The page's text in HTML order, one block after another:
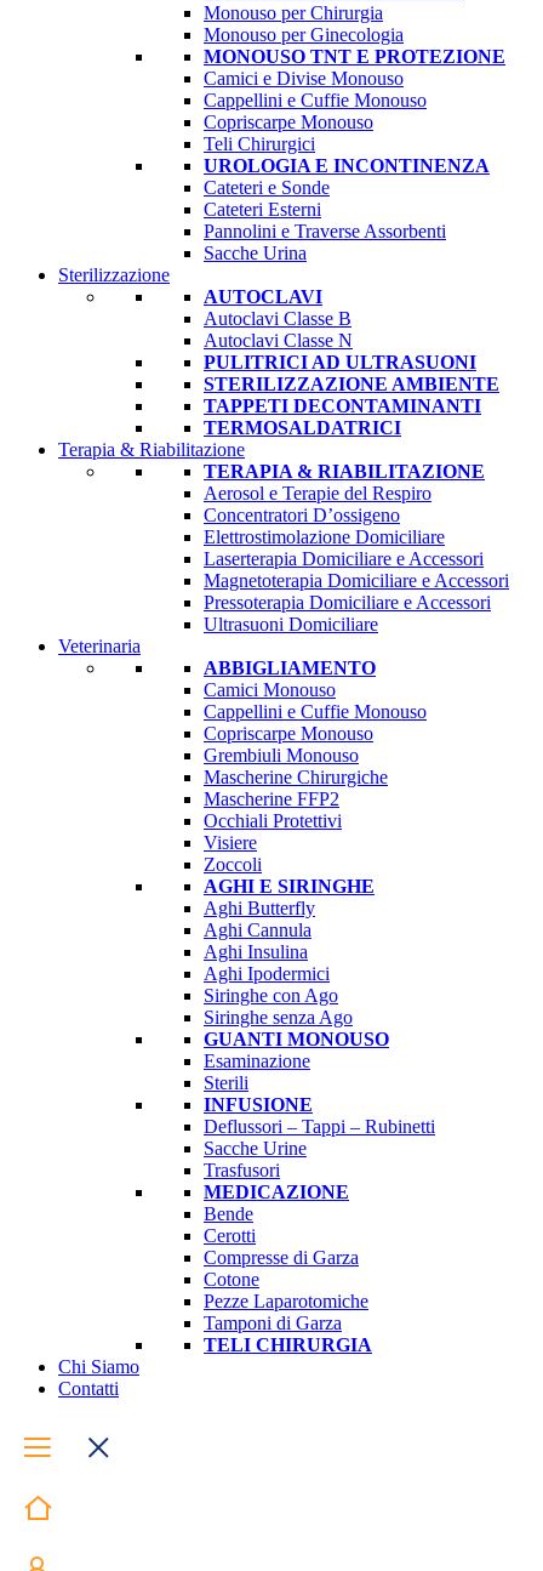
Monouso per Chirurgia
Monouso per Ginecologia
MONOUSO TNT E PROTEZIONE
Camici e Divise Monouso
Cappellini e Cuffie Monouso
Copriscarpe Monouso
Teli Chirurgici
UROLOGIA E INCONTINENZA
Cateteri e Sonde
Cateteri Esterni
Pannolini e Traverse Assorbenti
Sacche Urina
Sterilizzazione
AUTOCLAVI
Autoclavi Classe B
Autoclavi Classe N
PULITRICI AD ULTRASUONI
STERILIZZAZIONE AMBIENTE
TAPPETI DECONTAMINANTI
TERMOSALDATRICI
Terapia & Riabilitazione
TERAPIA & RIABILITAZIONE
Aerosol e Terapie del Respiro
Concentratori D’ossigeno
Elettrostimolazione Domiciliare
Laserterapia Domiciliare e Accessori
Magnetoterapia Domiciliare e Accessori
Pressoterapia Domiciliare e Accessori
Ultrasuoni Domiciliare
Veterinaria
ABBIGLIAMENTO
Camici Monouso
Cappellini e Cuffie Monouso
Copriscarpe Monouso
Grembiuli Monouso
Mascherine Chirurgiche
Mascherine FFP2
Occhiali Protettivi
Visiere
Zoccoli
AGHI E SIRINGHE
Aghi Butterfly
Aghi Cannula
Aghi Insulina
Aghi Ipodermici
Siringhe con Ago
Siringhe senza Ago
GUANTI MONOUSO
Esaminazione
Sterili
INFUSIONE
Deflussori – Tappi – Rubinetti
Sacche Urine
Trasfusori
MEDICAZIONE
Bende
Cerotti
Compresse di Garza
Cotone
Pezze Laparotomiche
Tamponi di Garza
TELI CHIRURGIA
Chi Siamo
Contatti